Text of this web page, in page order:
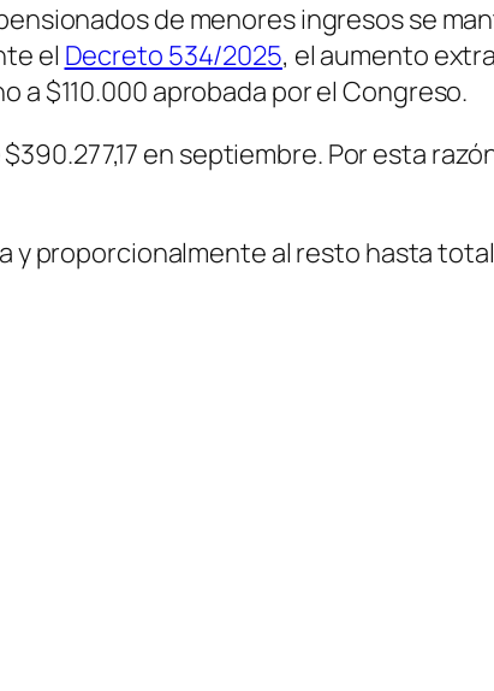
de menores ingresos se
el Decreto 534/2025, el aumento
a $110.000 aprobada por el Congreso.
en septiembre. Por esta
y proporcionalmente al resto hasta